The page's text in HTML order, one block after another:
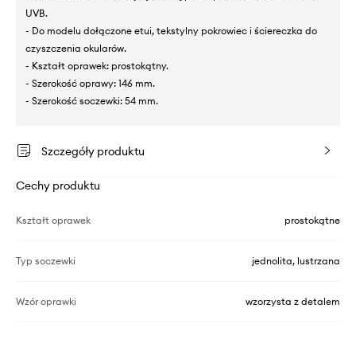
UVB.
- Do modelu dołączone etui, tekstylny pokrowiec i ściereczka do
czyszczenia okularów.
- Kształt oprawek: prostokątny.
- Szerokość oprawy: 146 mm.
- Szerokość soczewki: 54 mm.
Szczegóły produktu
Cechy produktu
Kształt oprawek prostokątne
Typ soczewki jednolita, lustrzana
Wzór oprawki wzorzysta z detalem